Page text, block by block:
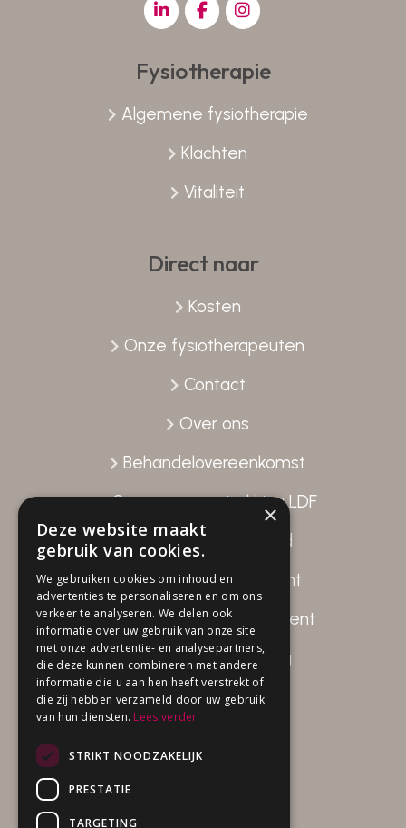
Fysiotherapie
Algemene fysiotherapie
Klachten
Vitaliteit
Direct naar
Kosten
Onze fysiotherapeuten
Contact
Over ons
Behandelovereenkomst
Gegevensverstrekking LDF
Patiënttevredenheid
Disclaimer Fysio Attent
Privacy beleid Fysio Attent
Klachten verwerking
Openingstijden
Di 08.00 – 16.30 uur
Wo 08.00 – 20.30 uur
×
Deze website maakt
gebruik van cookies.
We gebruiken cookies om inhoud en
advertenties te personaliseren en om ons
verkeer te analyseren. We delen ook
informatie over uw gebruik van onze site
met onze advertentie- en analysepartners,
die deze kunnen combineren met andere
informatie die u aan hen heeft verstrekt of
die zij hebben verzameld door uw gebruik
van hun diensten. Lees verder
STRIKT NOODZAKELIJK
PRESTATIE
TARGETING